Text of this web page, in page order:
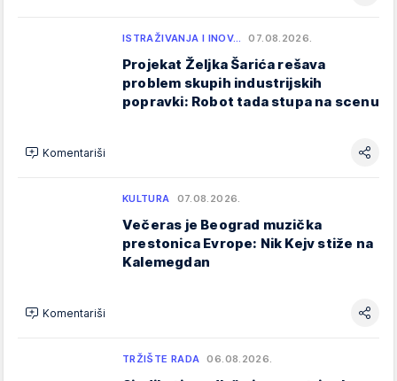
ISTRAŽIVANJA I INOV… 07.08.2026.
Projekat Željka Šarića rešava
problem skupih industrijskih
popravki: Robot tada stupa na scenu
Komentariši
KULTURA 07.08.2026.
Večeras je Beograd muzička
prestonica Evrope: Nik Kejv stiže na
Kalemegdan
Komentariši
TRŽIŠTE RADA 06.08.2026.